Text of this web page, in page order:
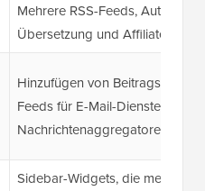
Mehrere RSS-Feeds, Auto-
Übersetzung und Affiliate-
Hinzufügen von Beitragsbildern
Feeds für E-Mail-Dienste oder
Nachrichtenaggregatoren
Sidebar-Widgets, die mehrere